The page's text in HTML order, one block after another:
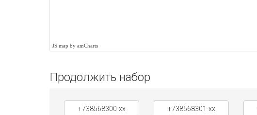
JS map by amCharts
Продолжить набор
+738568300-xx +738568301-xx